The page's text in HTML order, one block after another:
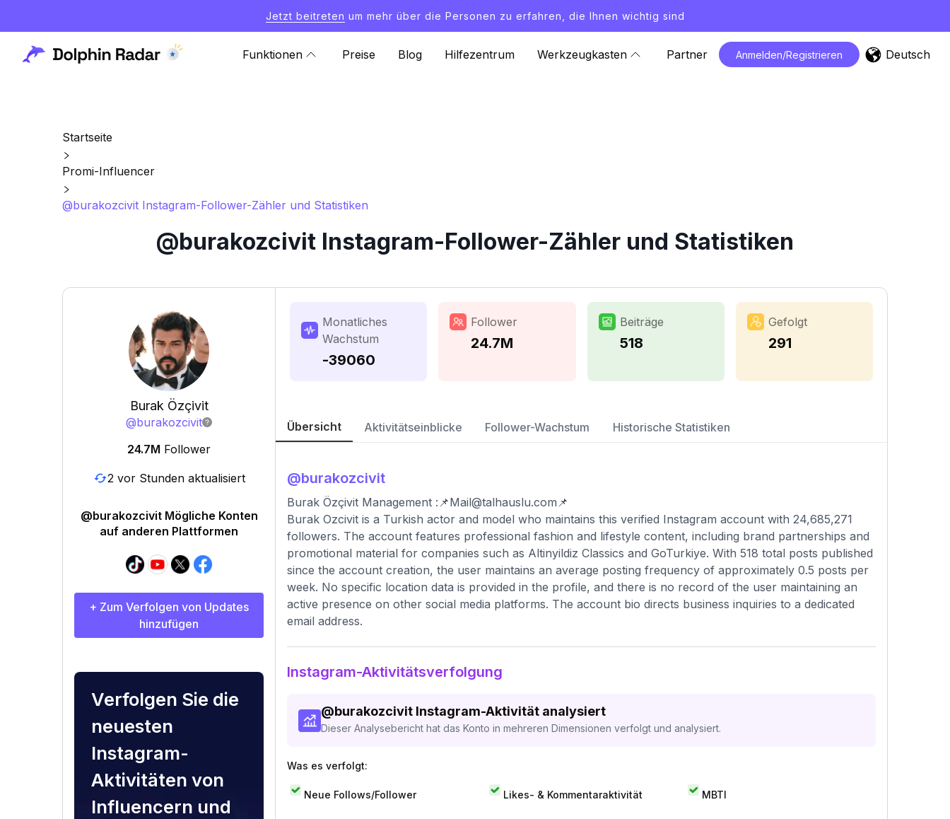
Jetzt beitreten um mehr über die Personen zu erfahren, die Ihnen wichtig sind
Funktionen Preise Blog Hilfezentrum Werkzeugkasten Partner Anmelden/Registrieren Deutsch
Startseite
Promi-Influencer
@burakozcivit Instagram-Follower-Zähler und Statistiken
@burakozcivit Instagram-Follower-Zähler und Statistiken
Burak Özçivit
@burakozcivit
24.7M Follower
2 vor Stunden aktualisiert
@burakozcivit Mögliche Konten
auf anderen Plattformen
+ Zum Verfolgen von Updates
hinzufügen
Verfolgen Sie die
neuesten
Instagram-
Aktivitäten von
Influencern und
Monatliches
Wachstum
-39060
Follower
24.7M
Beiträge
518
Gefolgt
291
Übersicht Aktivitätseinblicke Follower-Wachstum Historische Statistiken
@burakozcivit
Burak Özçivit Management :📌Mail@talhauslu.com 📌
Burak Ozcivit is a Turkish actor and model who maintains this verified Instagram account with 24,685,271
followers. The account features professional fashion and lifestyle content, including brand partnerships and
promotional material for companies such as Altinyildiz Classics and GoTurkiye. With 518 total posts published
since the account creation, the user maintains an average posting frequency of approximately 0.5 posts per
week. No specific location data is provided in the profile, and there is no record of the user maintaining an
active presence on other social media platforms. The account bio directs business inquiries to a dedicated
email address.
Instagram-Aktivitätsverfolgung
@burakozcivit Instagram-Aktivität analysiert
Dieser Analysebericht hat das Konto in mehreren Dimensionen verfolgt und analysiert.
Was es verfolgt:
Neue Follows/Follower Likes- & Kommentaraktivität MBTI